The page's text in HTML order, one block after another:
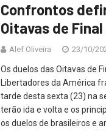
Confrontos
Oitavas de
Alef Oliveira 23/10/
Os duelos das Oitavas de
Libertadores da América
tarde desta sexta (23) na
terão ida e volta e os
os duelos de brasileiros e